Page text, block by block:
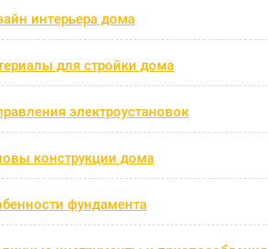
интерьера дома
для стройки дома
электроустановок
конструкции дома
фундамента